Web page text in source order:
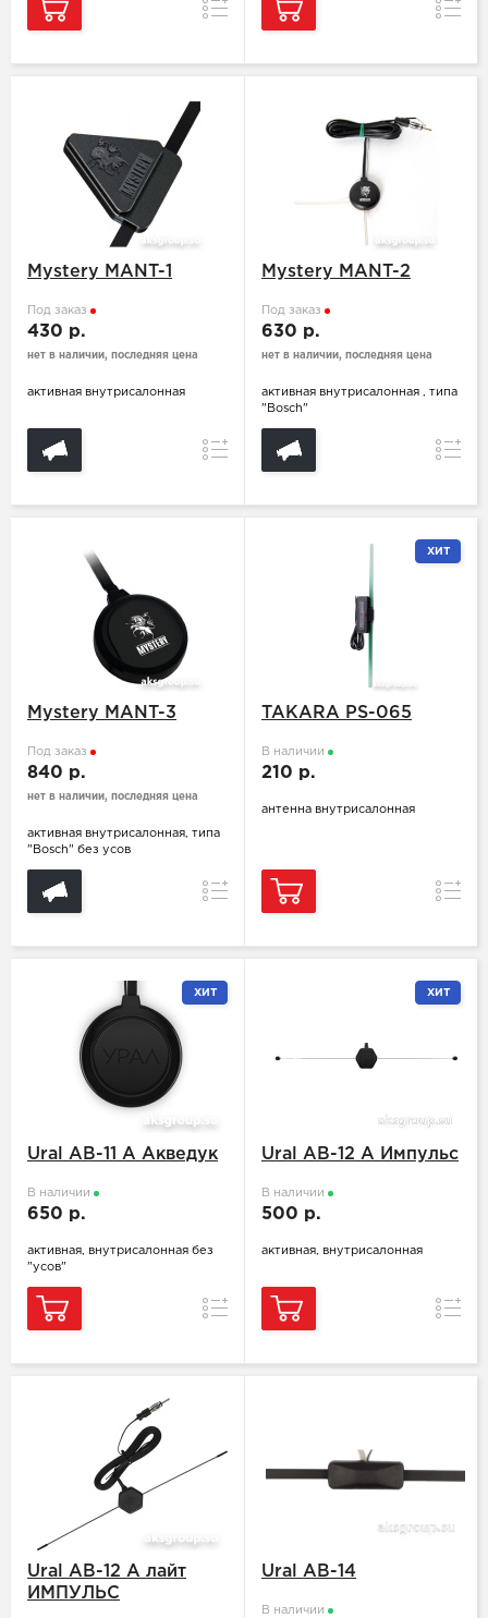
Сравнение
Mystery MANT-1
Под заказ
430 р.
нет в наличии, последняя цена
активная внутрисалонная
Сравнение
Mystery MANT-2
Под заказ
630 р.
нет в наличии, последняя цена
активная внутрисалонная , типа
"Bosch"
Mystery MANT-3
Под заказ
840 р.
нет в наличии, последняя цена
активная внутрисалонная, типа
"Bosch" без усов
Сравнение
ХИТ
TAKARA PS-065
В наличии
210 р.
антенна внутрисалонная
ХИТ
Ural AB-11 A Акведук
В наличии
650 р.
активная, внутрисалонная без
"усов"
Сравнение
ХИТ
Ural AB-12 A Импульс
В наличии
500 р.
активная, внутрисалонная
Ural AB-12 A лайт
ИМПУЛЬС
Ural AB-14
В наличии